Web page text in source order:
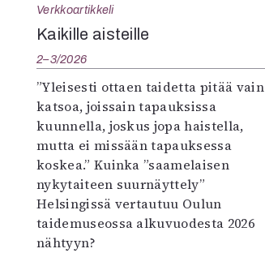
Verkkoartikkeli
Kaikille aisteille
2–3/2026
”Yleisesti ottaen taidetta pitää vain
katsoa, joissain tapauksissa
kuunnella, joskus jopa haistella,
mutta ei missään tapauksessa
koskea.” Kuinka ”saamelaisen
nykytaiteen suurnäyttely”
Helsingissä vertautuu Oulun
taidemuseossa alkuvuodesta 2026
nähtyyn?